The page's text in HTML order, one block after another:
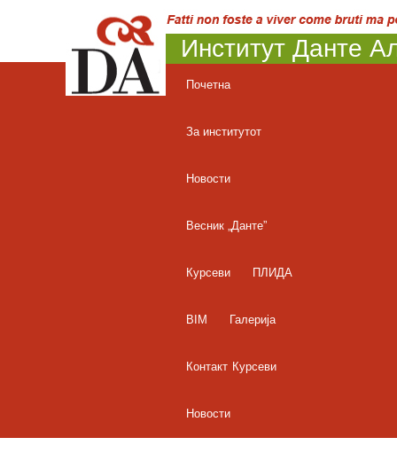
Институт Данте
Почетна
За институтот
Новости
Весник „Данте”
Курсеви ПЛИДА
BIM Галерија
Контакт Курсеви
Новости